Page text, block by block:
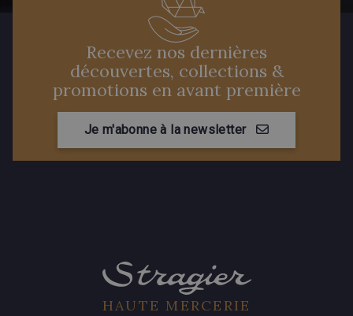
Recevez nos dernières
découvertes, collections &
promotions en avant première
Je m'abonne à la newsletter
HAUTE MERCERIE